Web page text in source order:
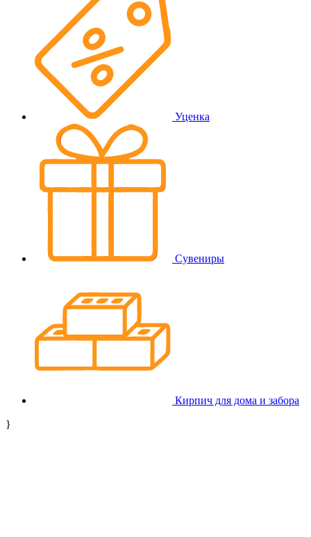
Уценка
Сувениры
Кирпич для дома и забора
}